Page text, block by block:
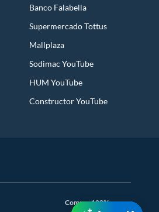
Banco Falabella
Supermercado Tottus
Mallplaza
Sodimac YouTube
HUM YouTube
Constructor YouTube
Compra 100% segura